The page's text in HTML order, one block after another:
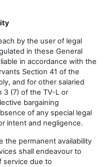
by the user of legal
in these General
in accordance with the
Section 41 of the
and for other salaried
3 (7) of the TV-L or
bargaining
of any special legal
intent and negligence.
the permanent availability
shall endeavour to
service due to